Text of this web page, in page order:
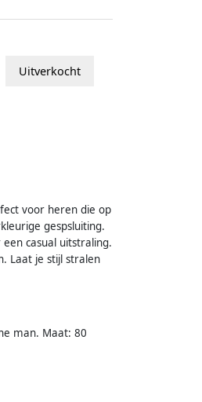
Uitverkocht
voor heren die op
gespsluiting.
casual uitstraling.
Laat je stijl stralen
man. Maat: 80